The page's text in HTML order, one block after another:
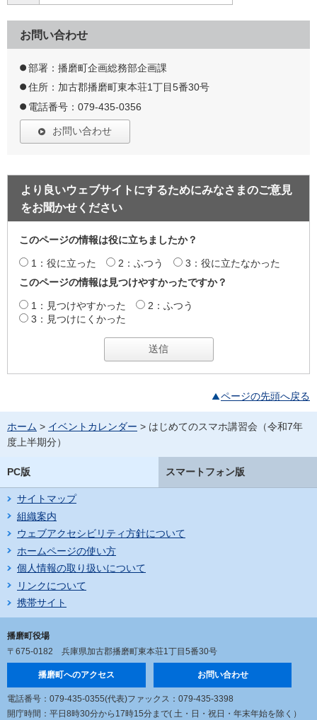
お問い合わせ
部署：播磨町企画総務部企画課
住所：加古郡播磨町東本荘1丁目5番30号
電話番号：079-435-0356
お問い合わせ
より良いウェブサイトにするためにみなさまのご意見
をお聞かせください
このページの情報は役に立ちましたか？
1：役に立った 2：ふつう
3：役に立たなかった
このページの情報は見つけやすかったですか？
1：見つけやすかった
2：ふつう
3：見つけにくかった
ページの先頭へ戻る
ホーム > イベントカレンダー > はじめてのスマホ講習会（令和7年
度上半期分）
PC版 スマートフォン版
サイトマップ
組織案内
ウェブアクセシビリティ方針について
ホームページの使い方
個人情報の取り扱いについて
リンクについて
携帯サイト
播磨町役場
〒675-0182 兵庫県加古郡播磨町東本荘1丁目5番30号
播磨町へのアクセス お問い合わせ
電話番号：079-435-0355(代表)ファックス：079-435-3398
開庁時間：平日8時30分から17時15分まで( 土・日・祝日・年末年始を除く）